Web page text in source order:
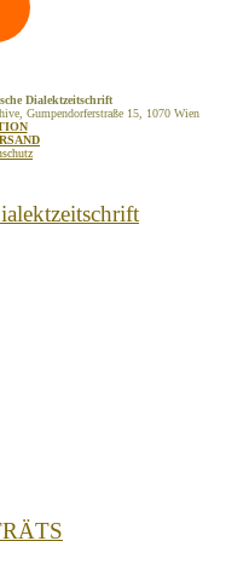
Dialektzeitschrift
Gumpendorferstraße 15, 1070 Wien